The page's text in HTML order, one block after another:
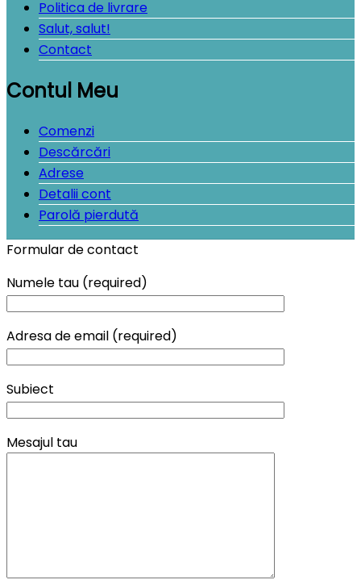
Politica de livrare
Salut, salut!
Contact
Contul Meu
Comenzi
Descărcări
Adrese
Detalii cont
Parolă pierdută
Formular de contact
Numele tau (required)
Adresa de email (required)
Subiect
Mesajul tau